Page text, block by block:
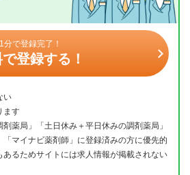
1分で登録完了！
登録する！
い
ます
剤薬局」「土日休み＋平日休みの調剤薬局」
「マイナビ薬剤師」に登録済みの方に優先的
あるためサイトには求人情報が掲載されない